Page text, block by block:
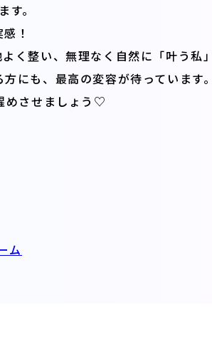
。
！
く整い、無理なく自然に「叶う私
にも、最高の変容が待っています
めさせましょう♡
ム